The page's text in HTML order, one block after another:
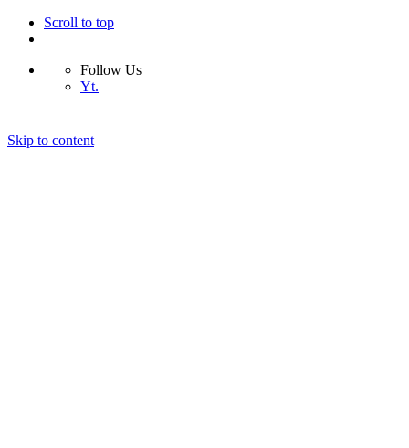
Scroll to top
Follow Us
Yt.
Skip to content